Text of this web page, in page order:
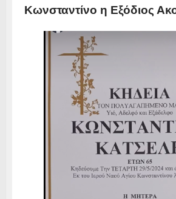
Κωνσταντίνο η Εξόδιος